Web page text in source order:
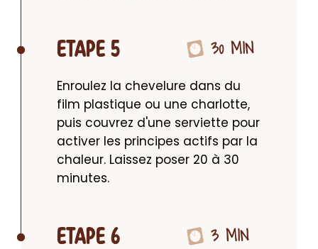
ETAPE 5 30 MIN
Enroulez la chevelure dans du
film plastique ou une charlotte,
puis couvrez d'une serviette pour
activer les principes actifs par la
chaleur. Laissez poser 20 à 30
minutes.
ETAPE 6 3 MIN